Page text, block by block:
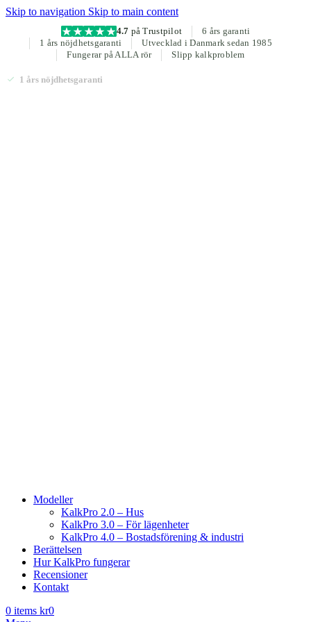
Skip to navigation Skip to main content
4.7 på Trustpilot
6 års garanti
1 års nöjdhetsgaranti
Utvecklad i Danmark sedan 1985
Fungerar på ALLA rör
Slipp kalkproblem
1 års nöjdhetsgaranti
Modeller
KalkPro 2.0 – Hus
KalkPro 3.0 – För lägenheter
KalkPro 4.0 – Bostadsförening & industri
Berättelsen
Hur KalkPro fungerar
Recensioner
Kontakt
0 items kr0